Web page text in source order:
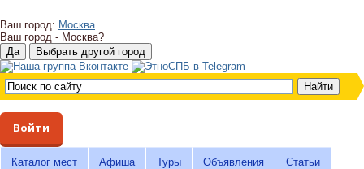
Ваш город: Москва
Ваш город - Москва?
Войти
Каталог мест Афиша Туры Объявления Статьи